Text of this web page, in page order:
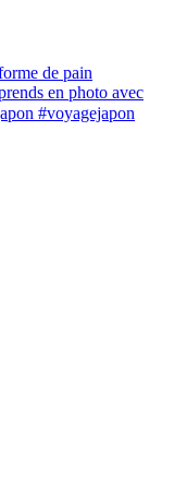
de pain
en photo avec
#voyagejapon